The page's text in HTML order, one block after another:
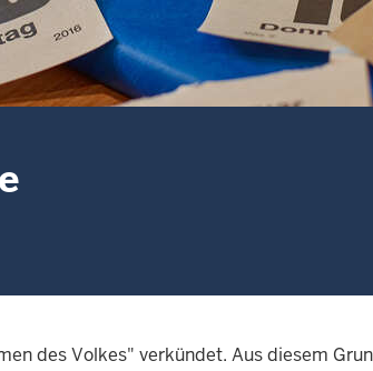
des Volkes" verkündet. Aus diesem